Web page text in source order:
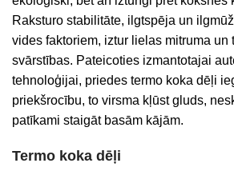
Raksturo stabilitāte, ilgtspēja un
vides faktoriem, iztur lielas mitruma un
svārstības. Pateicoties izmantotajai
tehnoloģijai, priedes termo koka dēļi
priekšrocību, to virsma kļūst gluds,
patīkami staigāt basām kājām.
Termo koka dēļi